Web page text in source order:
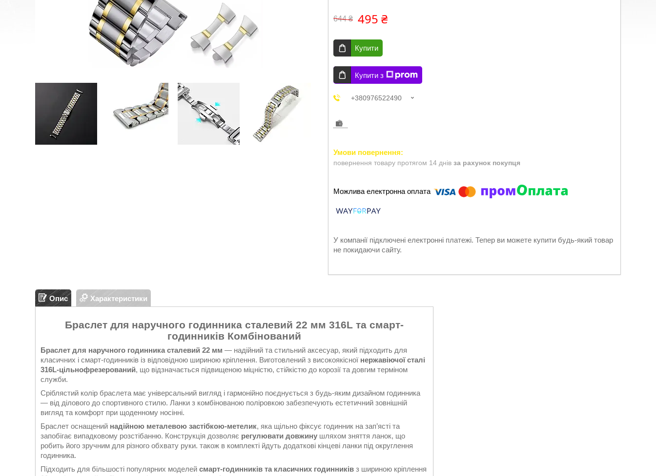
644 ₴ 495 ₴
Купити
Купити з
+380976522490
повернення товару протягом 14 днів за рахунок покупця
У компанії підключені електронні платежі. Тепер ви можете купити будь-який товар
не покидаючи сайту.
Опис Характеристики
Браслет для наручного годинника сталевий 22 мм 316L та смарт-
годинників Комбінований
Браслет для наручного годинника сталевий 22 мм — надійний та стильний аксесуар, який підходить для
класичних і смарт-годинників із відповідною шириною кріплення. Виготовлений з високоякісної нержавіючої сталі
316L-цільнофрезерований, що відзначається підвищеною міцністю, стійкістю до корозії та довгим терміном
служби.
Сріблястий колір браслета має універсальний вигляд і гармонійно поєднується з будь-яким дизайном годинника
— від ділового до спортивного стилю. Ланки з комбінованою поліровкою забезпечують естетичний зовнішній
вигляд та комфорт при щоденному носінні.
Браслет оснащений надійною металевою застібкою-метелик, яка щільно фіксує годинник на зап’ясті та
запобігає випадковому розстібанню. Конструкція дозволяє регулювати довжину шляхом зняття ланок, що
робить його зручним для різного обхвату руки. також в комплекті йдуть додаткові кінцеві ланки під округлення
годинника.
Підходить для більшості популярних моделей смарт-годинників та класичних годинників з шириною кріплення